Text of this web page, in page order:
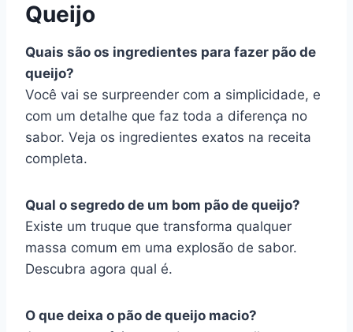
Queijo
Quais são os ingredientes para fazer pão de
queijo?
Você vai se surpreender com a simplicidade, e
com um detalhe que faz toda a diferença no
sabor. Veja os ingredientes exatos na receita
completa.
Qual o segredo de um bom pão de queijo?
Existe um truque que transforma qualquer
massa comum em uma explosão de sabor.
Descubra agora qual é.
O que deixa o pão de queijo macio?